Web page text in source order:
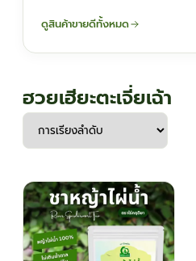
ดูสินค้าขายดีทั้งหมด
ฮวยเฮียะตะเจี่ยเฉ้า